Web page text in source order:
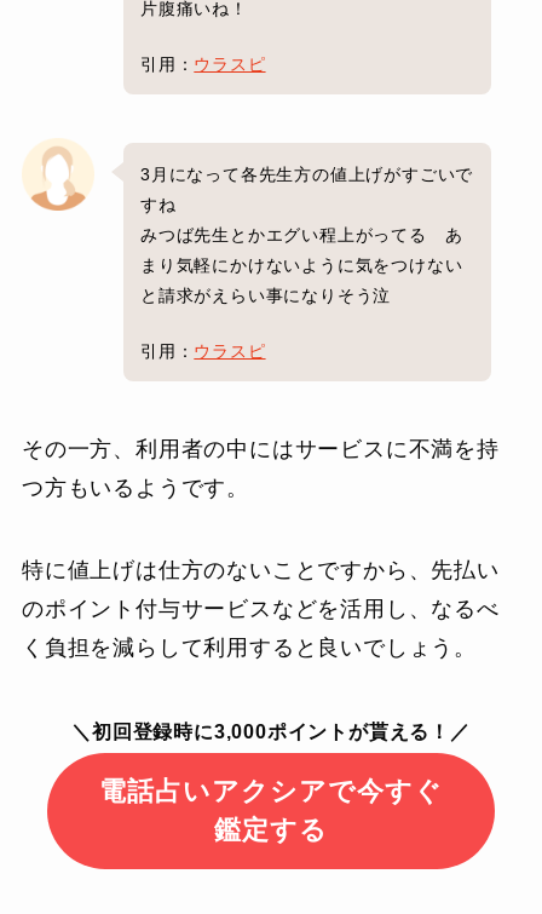
片腹痛いね！
引用： ウラスピ
3月になって各先生方の値上げがすごいで
すね
みつば先生とかエグい程上がってる あ
まり気軽にかけないように気をつけない
と請求がえらい事になりそう泣
引用： ウラスピ
その一方、利用者の中にはサービスに不満を持
つ方もいるようです。
特に値上げは仕方のないことですから、先払い
のポイント付与サービスなどを活用し、なるべ
く負担を減らして利用すると良いでしょう。
＼初回登録時に3,000ポイントが貰える！／
電話占いアクシアで今すぐ
鑑定する